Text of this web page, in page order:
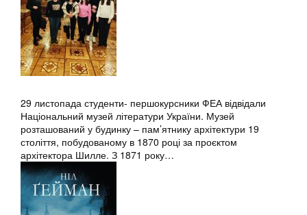
29 листопада студенти- першокурсники ФЕА відвідали
Національний музей літератури України. Музей
розташований у будинку – пам’ятнику архітектури 19
століття, побудованому в 1870 році за проєктом
архітектора Шилле. З 1871 року…